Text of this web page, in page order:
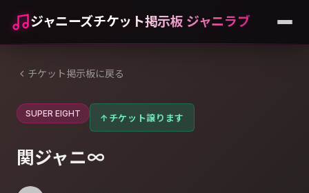
ジャニーズチケット掲示板 ジャニラブ
チケット掲示板に戻る
SUPER EIGHT ↑ チケット譲ります
関ジャニ∞